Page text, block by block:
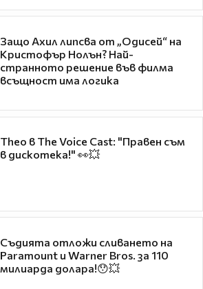
Защо Ахил липсва от „Одисей“ на
Кристофър Нолън? Най-
странното решение във филма
всъщност има логика
Theo в The Voice Cast: "Правен съм
в дискотека!" 👀💥
Съдията отложи сливането на
Paramount и Warner Bros. за 110
милиарда долара!😯💥